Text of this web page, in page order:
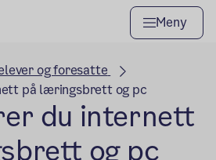
Meny
og foresatte
på læringsbrett og pc
du internett
og pc